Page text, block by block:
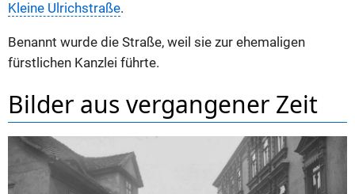
Kleine Ulrichstraße.
Benannt wurde die Straße, weil sie zur ehemaligen
fürstlichen Kanzlei führte.
Bilder aus vergangener Zeit